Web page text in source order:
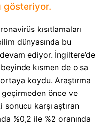
gösteriyor.
kısıtlamaları
dünyasında bu
ediyor. İngiltere’de
kısmen de olsa
koydu. Araştırma
önce ve
sonucu karşılaştıran
%0,2 ile %2 oranında